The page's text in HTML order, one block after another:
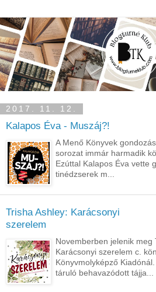
2017. 11. 12.
Kalapos Éva - Muszáj?!
A Menő Könyvek
sorozat immár harmadik
Ezúttal Kalapos Éva vette
tinédzserek m...
Trisha Ashley: Karácsonyi
szerelem
Novemberben jelenik meg
Karácsonyi szerelem c.
Könyvmolyképző
táruló behavazódott tájja...